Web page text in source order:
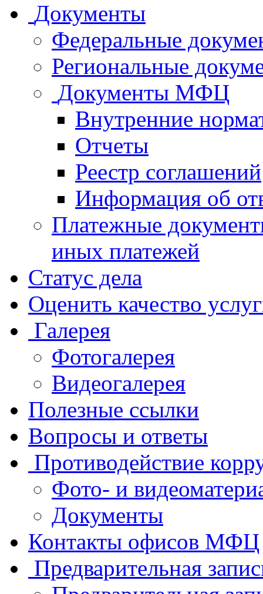
Документы
Федеральные
Региональные
Документы МФЦ
Внутренние
Отчеты
Реестр соглашений
Информация об
Платежные
иных платежей
Статус дела
Оценить качество
Галерея
Фотогалерея
Видеогалерея
Полезные ссылки
Вопросы и ответы
Противодействие
Фото- и
Документы
Контакты офисов МФЦ
Предварительная